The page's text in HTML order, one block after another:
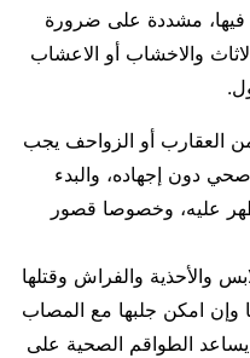
فيها، مشددة على ضرورة
والاخشاب أو الاعشاب
العقارب أو الزواحف يجب
دون إجهاده، والبدء
عليه، وخصوصا قصور
والأحذية والفراش وقتلها
وإن امكن جلبها مع المصاب
الطواقم الصحية على